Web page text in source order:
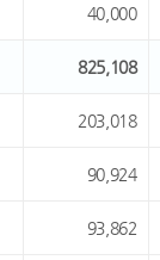
40,000
825,108
203,018
90,924
93,862